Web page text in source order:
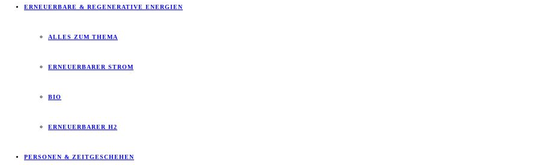
ERNEUERBARE & REGENERATIVE ENERGIEN
ALLES ZUM THEMA
ERNEUERBARER STROM
BIO
ERNEUERBARER H2
PERSONEN & ZEITGESCHEHEN